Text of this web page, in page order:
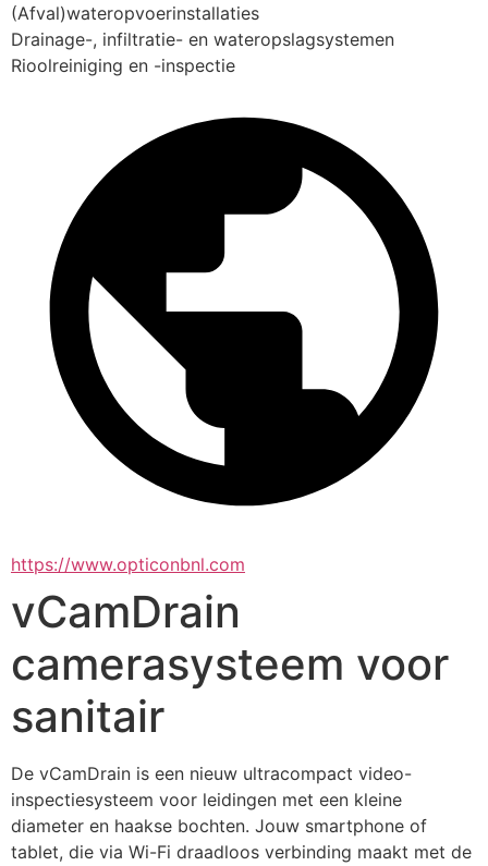
(Afval)wateropvoerinstallaties
Drainage-, infiltratie- en wateropslagsystemen
Rioolreiniging en -inspectie
https://www.opticonbnl.com
vCamDrain
camerasysteem voor
sanitair
De vCamDrain is een nieuw ultracompact video-
inspectiesysteem voor leidingen met een kleine
diameter en haakse bochten. Jouw smartphone of
tablet, die via Wi-Fi draadloos verbinding maakt met de